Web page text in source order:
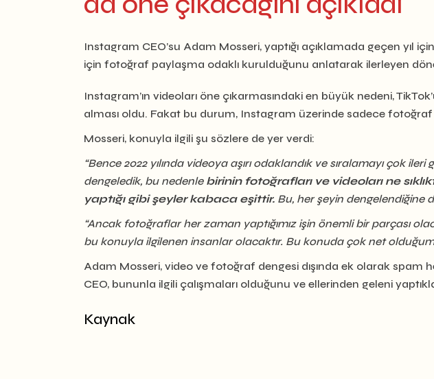
Instagram CEO’su Adam Mosseri, yaptığı açıklamada geçen yıl
için fotoğraf paylaşma odaklı kurulduğunu anlatarak ilerleyen
Instagram’ın videoları öne çıkarmasındaki en büyük nedeni,
alması oldu. Fakat bu durum, Instagram üzerinde sadece fotoğraf
Mosseri, konuyla ilgili şu sözlere de yer verdi:
“Bence 2022 yılında videoya aşırı odaklandık ve sıralamayı çok
dengeledik, bu nedenle birinin fotoğrafları ve videoları ne
yaptığı gibi şeyler kabaca eşittir. Bu, her şeyin dengelendiğine
“Ancak fotoğraflar her zaman yaptığımız işin önemli bir parçası
bu konuyla ilgilenen insanlar olacaktır. Bu konuda çok net
Adam Mosseri, video ve fotoğraf dengesi dışında ek olarak
CEO, bununla ilgili çalışmaları olduğunu ve ellerinden geleni
Kaynak